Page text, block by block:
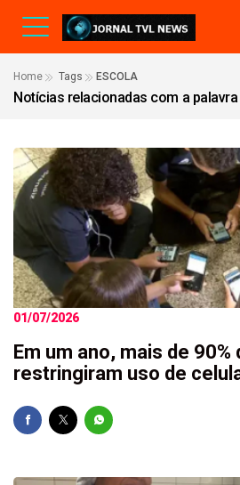
Home Tags ESCOLA
Notícias relacionadas com a palavra
01/07/2026
Em um ano, mais de
restringiram uso de